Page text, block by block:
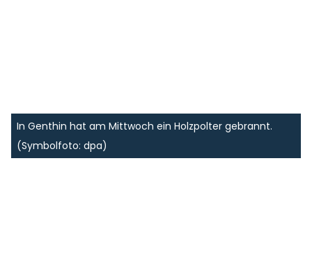
In Genthin hat am Mittwoch ein Holzpolter gebrannt.
(Symbolfoto: dpa)